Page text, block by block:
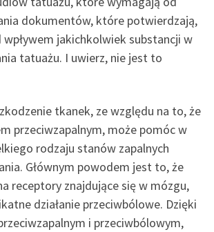
dokumentów, które potwierdzają,
wpływem jakichkolwiek substancji w
tatuażu. I uwierz, nie jest to
tkanek, ze względu na to, że
przeciwzapalnym, może pomóc w
rodzaju stanów zapalnych
Głównym powodem jest to, że
receptory znajdujące się w mózgu,
działanie przeciwbólowe. Dzięki
i przeciwbólowym,